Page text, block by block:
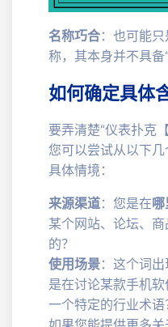
名称巧合：也可能
称，其本身并不具备
如何确定具体
要弄清楚“仪表扑克
您可以尝试从以下
具体情境：
来源渠道：您是在哪
某个网站、论坛、
的？
使用场景：这个词出
是在讨论某款手机
一个特定的行业术语